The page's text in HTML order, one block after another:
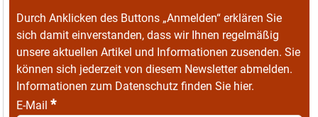
Durch Anklicken des Buttons „Anmelden“ erklären Sie
sich damit einverstanden, dass wir Ihnen regelmäßig
unsere aktuellen Artikel und Informationen zusenden. Sie
können sich jederzeit von diesem Newsletter abmelden.
Informationen zum Datenschutz finden Sie hier.
E-Mail *